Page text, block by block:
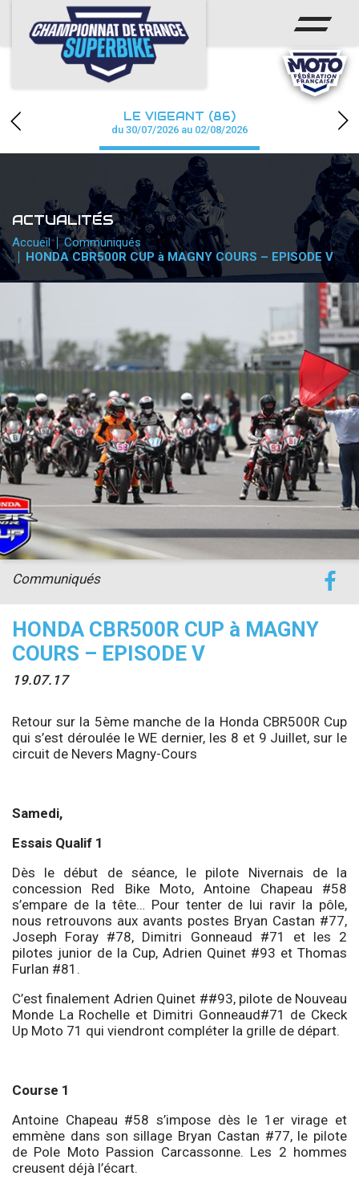
ACCUEIL
CHAMPIONNAT
CALENDRIER
PHOTOS / WEB TV
PARTENAIRES
PRESSE
PRESSE
accéder à la billetterie
LE VIGEANT (86)
du 30/07/2026 au 02/08/2026
ACTUALITÉS
Accueil
Communiqués
HONDA CBR500R CUP à MAGNY COURS – EPISODE V
HONDA CBR500R CUP à MAGNY
COURS – EPISODE V
19.07.17
Communiqués
Retour sur la 5ème manche de la Honda CBR500R Cup
qui s’est déroulée le WE dernier, les 8 et 9 Juillet, sur le
circuit de Nevers Magny-Cours
Samedi,
Essais Qualif 1
Dès le début de séance, le pilote Nivernais de la
concession Red Bike Moto, Antoine Chapeau #58
s’empare de la tête… Pour tenter de lui ravir la pôle,
nous retrouvons aux avants postes Bryan Castan #77,
Joseph Foray #78, Dimitri Gonneaud #71 et les 2
pilotes junior de la Cup, Adrien Quinet #93 et Thomas
Furlan #81.
C’est finalement Adrien Quinet ##93, pilote de Nouveau
Monde La Rochelle et Dimitri Gonneaud#71 de Ckeck
Up Moto 71 qui viendront compléter la grille de départ.
Course 1
Antoine Chapeau #58 s’impose dès le 1er virage et
emmène dans son sillage Bryan Castan #77, le pilote
de Pole Moto Passion Carcassonne. Les 2 hommes
creusent déjà l’écart.